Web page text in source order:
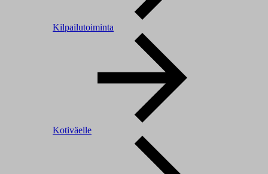
Kilpailutoiminta
Kotiväelle